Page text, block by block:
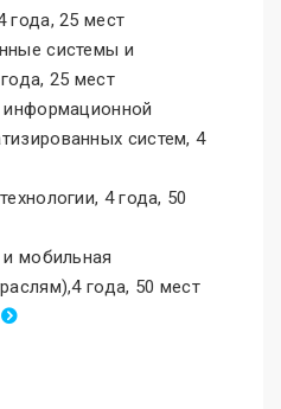
года, 25 мест
системы и
25 мест
информационной
систем, 4
4 года, 50
мобильная
года, 50 мест